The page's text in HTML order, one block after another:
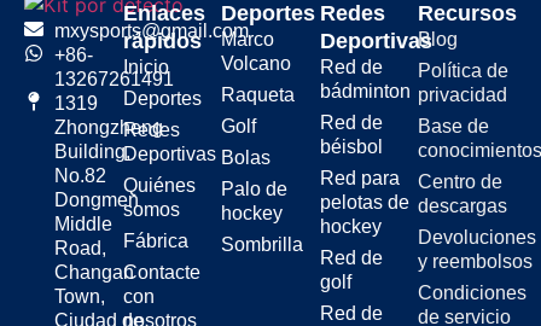
mxysports@gmail.com
+86-
13267261491
1319
Zhongzheng
Building,
No.82
Dongmen
Middle
Road,
Changan
Town,
Ciudad de
Enlaces
rápidos
Inicio
Deportes
Redes
Deportivas
Quiénes
somos
Fábrica
Contacte
con
nosotros
Deportes
Marco
Volcano
Raqueta
Golf
Bolas
Palo de
hockey
Sombrilla
Redes
Deportivas
Red de
bádminton
Red de
béisbol
Red para
pelotas de
hockey
Red de
golf
Red de
Recursos
Blog
Política de
privacidad
Base de
Centro de
descargas
Devoluciones
y reembolsos
Condiciones
de servicio